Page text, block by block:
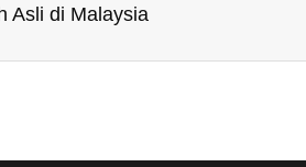
Asli di Malaysia